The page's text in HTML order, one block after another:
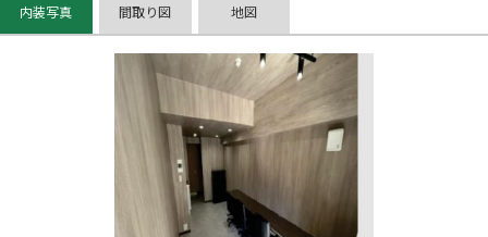
内装写真 間取り図 地図